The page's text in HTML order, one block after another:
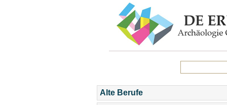
Alte Berufe